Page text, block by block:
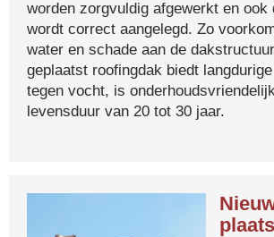
worden zorgvuldig afgewerkt en ook
wordt correct aangelegd. Zo
water en schade aan de
geplaatst roofingdak biedt
tegen vocht, is
levensduur van 20 tot 30 jaar.